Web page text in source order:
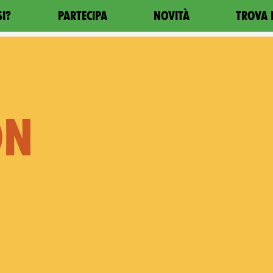
PARTECIPA NOVITÀ TROVA